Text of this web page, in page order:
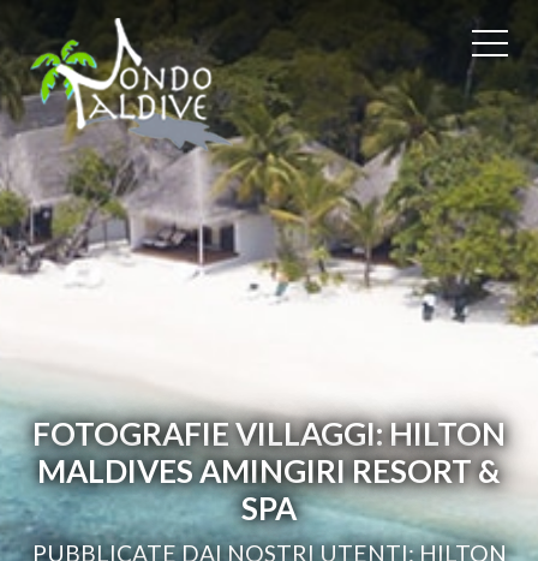
FOTOGRAFIE VILLAGGI: HILTON
MALDIVES AMINGIRI RESORT &
SPA
PUBBLICATE DAI NOSTRI UTENTI: HILTON